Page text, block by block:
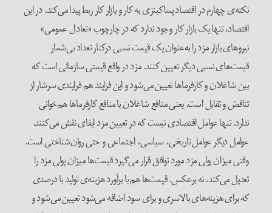
نکته‌ی چهارم در اقتصاد پساکینزی به کار و بازار کار ربط پیدا می‌کند. در این
اقتصاد، تنها یک بازار کار وجود ندارد که در چارچوب «تعادل عمومی»
نیروهای بازار مزد را به‌عنوان یک قیمت نسبی درکنار تعداد بی‌شمار
قیمت‌های نسبی دیگر تعیین کنند. مزد در واقع قیمتی سازمانی است که
بین شاغلان و کارفرماها تعیین می‌شود و این فرایند هم فرایندی سرشار از
تناقض و تقابل است. یعنی منافع شاغلان با منافع کارفرماها هم‌خوانی
ندارد. تنها عوامل اقتصادی نیست که در تعیین مزد ایفای نقش می‌کنند.
عوامل دیگر عوامل تاریخی، سیاسی، اجتماعی و حتی روان‌شناختی است.
وقتی میزان پولی مزد مورد توافق قرار می‌گیرد قیمت‌ها میزان پولی مزد را
تعدیل می‌کند، نه برعکس. قیمت‌ها هم با برآورد هزینه‌ی تولید با درصدی
که برای هزینه‌های بالاسری و برای سود اضافه می‌شود تعیین می‌شود و